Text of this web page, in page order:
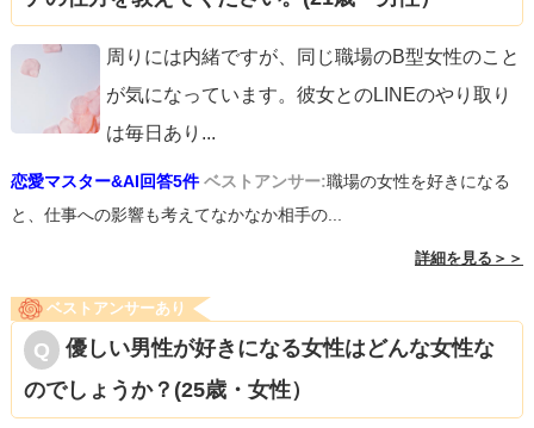
周りには内緒ですが、同じ職場のB型女性のこと
が気になっています。彼女とのLINEのやり取り
は毎日あり ...
恋愛マスター&AI回答5件 ベストアンサー:職場の女性を好きになる
と、仕事への影響も考えてなかなか相手の...
詳細を見る＞＞
ベストアンサーあり
優しい男性が好きになる女性はどんな女性な
のでしょうか？(25歳・女性）